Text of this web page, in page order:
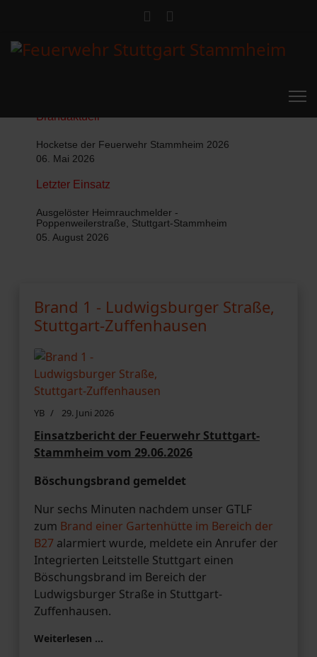
Brandaktuell
Hocketse der Feuerwehr Stammheim 2026
06. Mai 2026
Letzter Einsatz
Ausgelöster Heimrauchmelder -
Poppenweilerstraße, Stuttgart-Stammheim
05. August 2026
Brand 1 - Ludwigsburger Straße,
Stuttgart-Zuffenhausen
YB 29. Juni 2026
Einsatzbericht der Feuerwehr Stuttgart-
Stammheim vom 29.06.2026
Böschungsbrand gemeldet
Nur sechs Minuten nachdem unser GTLF
zum Brand einer Gartenhütte im Bereich der
B27 alarmiert wurde, meldete ein Anrufer der
Integrierten Leitstelle Stuttgart einen
Böschungsbrand im Bereich der
Ludwigsburger Straße in Stuttgart-
Zuffenhausen.
Weiterlesen …